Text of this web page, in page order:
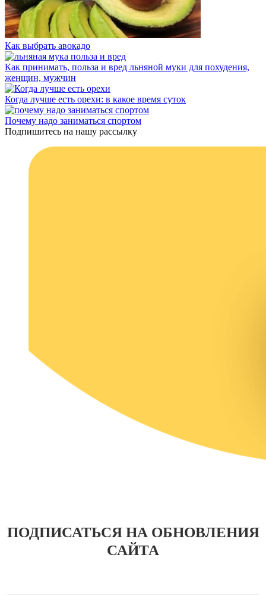
Как выбрать авокадо
Как принимать, польза и вред льняной муки для похудения,
женщин, мужчин
Когда лучше есть орехи: в какое время суток
Почему надо заниматься спортом
Подпишитесь на нашу рассылку
ПОДПИСАТЬСЯ НА ОБНОВЛЕНИЯ
САЙТА